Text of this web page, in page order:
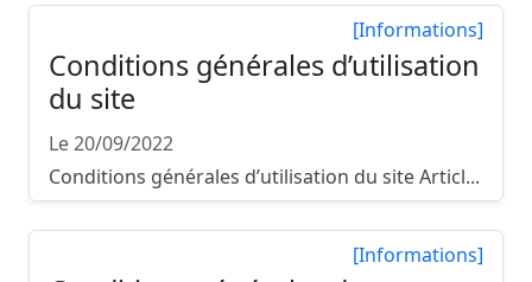
[Informations]
Conditions générales d’utilisation
du site
Le 20/09/2022
Conditions générales d’utilisation du site Articl...
[Informations]